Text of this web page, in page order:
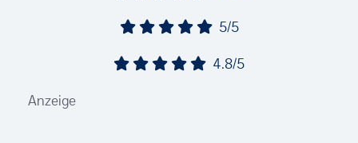
5/5
4.8/5
Anzeige